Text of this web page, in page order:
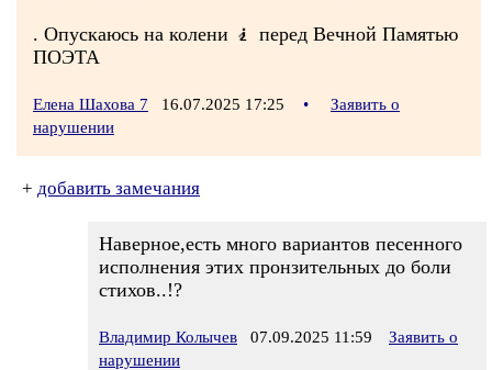
. Опускаюсь на колени 🧎 перед Вечной Памятью
ПОЭТА
Елена Шахова 7 16.07.2025 17:25 •
Заявить о
нарушении
+ добавить замечания
Наверное,есть много вариантов песенного
исполнения этих пронзительных до боли
стихов..!?
Владимир Колычев 07.09.2025 11:59
Заявить о
нарушении